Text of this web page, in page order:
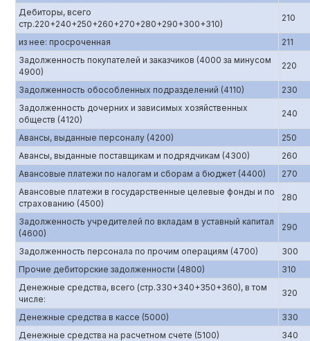
Дебиторы, всего
стр.220+240+250+260+270+280+290+300+310)
210
из нее: просроченная
211
Задолженность покупателей и заказчиков (4000 за минусом
4900)
220
Задолженность обособленных подразделений (4110)
230
Задолженность дочерних и зависимых хозяйственных
обществ (4120)
240
Авансы, выданные персоналу (4200)
250
Авансы, выданные поставщикам и подрядчикам (4300)
260
Авансовые платежи по налогам и сборам а бюджет (4400)
270
Авансовые платежи в государственные целевые фонды и по
страхованию (4500)
280
Задолженность учредителей по вкладам в уставный капитал
(4600)
290
Задолженность персонала по прочим операциям (4700)
300
Прочие дебиторские задолженности (4800)
310
Денежные средства, всего (стр.330+340+350+360), в том
числе:
320
Денежные средства в кассе (5000)
330
Денежные средства на расчетном счете (5100)
340